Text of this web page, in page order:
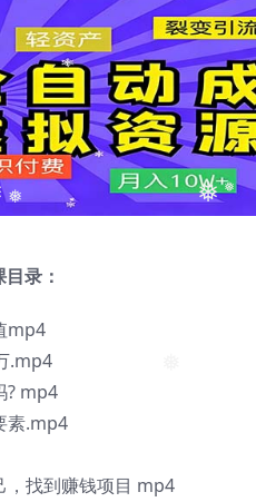
❅
录：
mp4
.mp4
? mp4
素.mp4
，找到赚钱项目 mp4